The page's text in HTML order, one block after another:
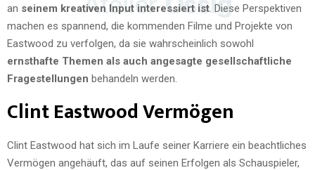
an seinem kreativen Input interessiert ist . Diese Perspektiven
machen es spannend, die kommenden Filme und Projekte von
Eastwood zu verfolgen, da sie wahrscheinlich sowohl
ernsthafte Themen als auch angesagte gesellschaftliche
Fragestellungen behandeln werden.
Clint Eastwood Vermögen
Clint Eastwood hat sich im Laufe seiner Karriere ein beachtliches
Vermögen angehäuft, das auf seinen Erfolgen als Schauspieler,